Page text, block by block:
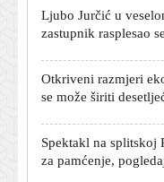
zastupnik rasplesao
se može širiti
za pamćenje,